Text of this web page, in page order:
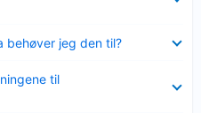
behøver jeg den til?
til